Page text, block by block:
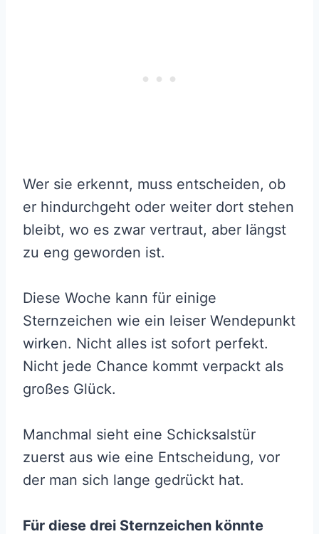
Wer sie erkennt, muss entscheiden, ob
er hindurchgeht oder weiter dort stehen
bleibt, wo es zwar vertraut, aber längst
zu eng geworden ist.
Diese Woche kann für einige
Sternzeichen wie ein leiser Wendepunkt
wirken. Nicht alles ist sofort perfekt.
Nicht jede Chance kommt verpackt als
großes Glück.
Manchmal sieht eine Schicksalstür
zuerst aus wie eine Entscheidung, vor
der man sich lange gedrückt hat.
Für diese drei Sternzeichen könnte